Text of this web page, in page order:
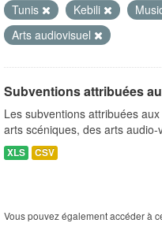
Tunis
Kebili
Arts audiovisuel
Subventions attribuées
Les subventions attribuées
arts scéniques, des arts audio-
XLS CSV
Vous pouvez également accéder à